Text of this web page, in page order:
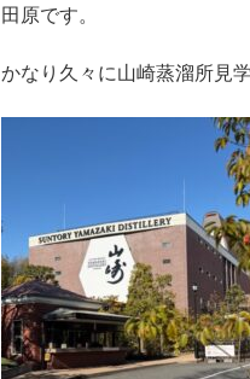
田原です。
かなり久々に山崎蒸溜所見